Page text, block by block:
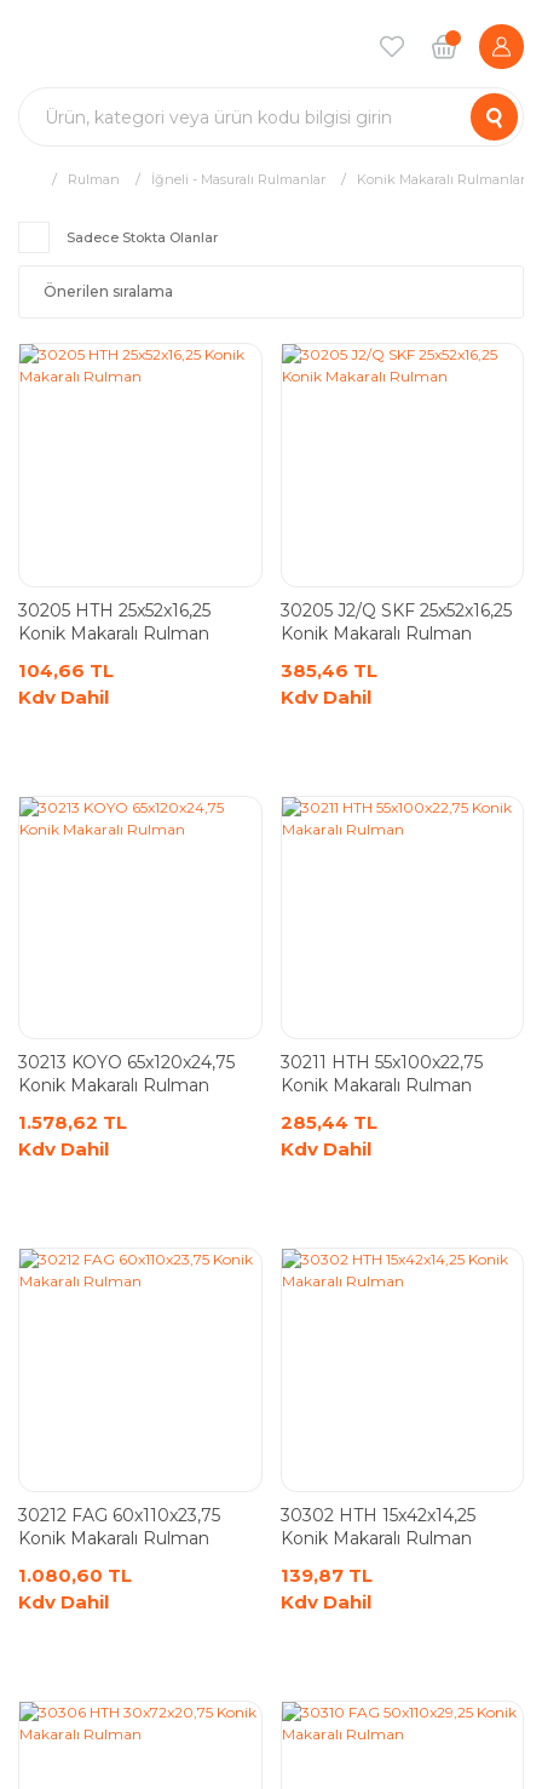
Rulman İğneli - Masuralı Rulmanlar Konik Makaralı Rulmanlar
Sadece Stokta Olanlar
30205 HTH 25x52x16,25
Konik Makaralı Rulman
104,66 TL
Kdv Dahil
30205 J2/Q SKF 25x52x16,25
Konik Makaralı Rulman
385,46 TL
Kdv Dahil
30213 KOYO 65x120x24,75
Konik Makaralı Rulman
1.578,62 TL
Kdv Dahil
30211 HTH 55x100x22,75
Konik Makaralı Rulman
285,44 TL
Kdv Dahil
30212 FAG 60x110x23,75
Konik Makaralı Rulman
1.080,60 TL
Kdv Dahil
30302 HTH 15x42x14,25
Konik Makaralı Rulman
139,87 TL
Kdv Dahil